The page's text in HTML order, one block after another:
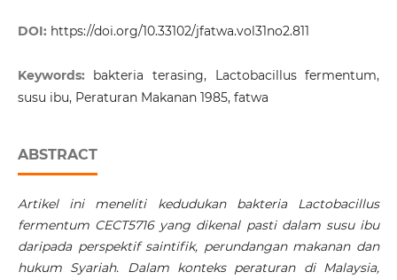
DOI: https://doi.org/10.33102/jfatwa.vol31no2.811
Keywords: bakteria terasing, Lactobacillus fermentum,
susu ibu, Peraturan Makanan 1985, fatwa
ABSTRACT
Artikel ini meneliti kedudukan bakteria Lactobacillus
fermentum CECT5716 yang dikenal pasti dalam susu ibu
daripada perspektif saintifik, perundangan makanan dan
hukum Syariah. Dalam konteks peraturan di Malaysia,